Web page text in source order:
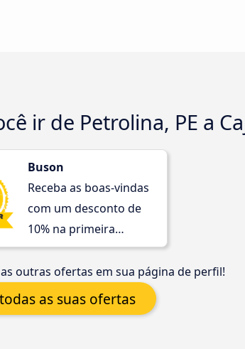
ir de Petrolina, PE a
Buson
Receba as boas-vindas
com um desconto de
10% na primeira
compra!
outras ofertas em sua página de perfil!
as suas ofertas